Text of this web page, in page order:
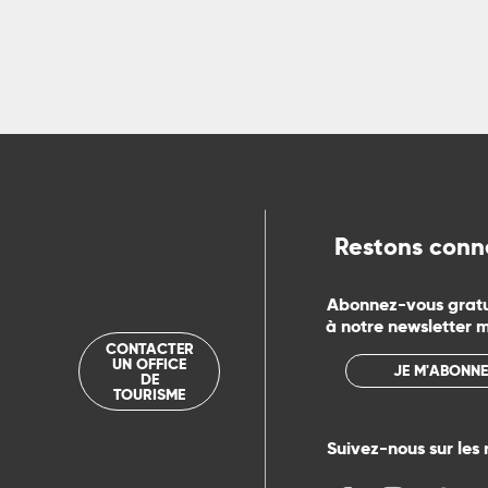
CONTACTER
UN OFFICE
DE
TOURISME
Restons
Abonnez-vous
à notre newsletter
JE M'ABONNE
Suivez-nous sur les